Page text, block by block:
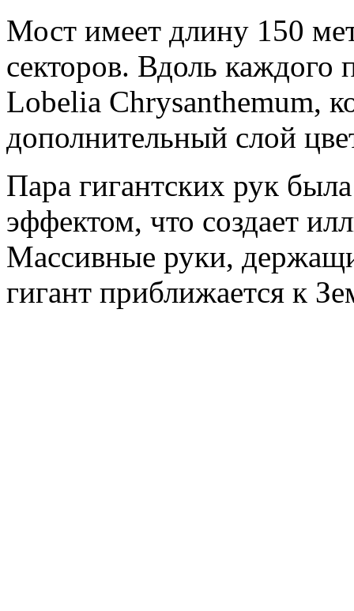
Мост имеет длину 150
секторов. Вдоль каждого
Lobelia Chrysanthemum,
дополнительный слой
Пара гигантских рук
эффектом, что создает
Массивные руки,
гигант приближается к